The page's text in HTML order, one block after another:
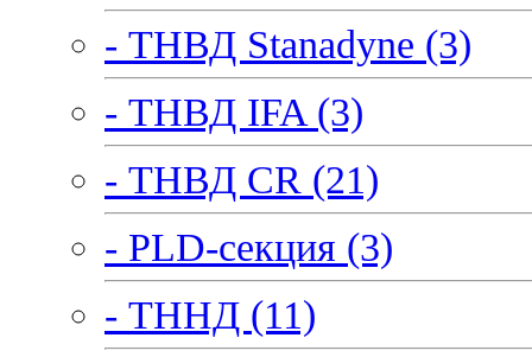
- ТНВД Stanadyne (3)
- ТНВД IFA (3)
- ТНВД CR (21)
- PLD-секция (3)
- ТННД (11)